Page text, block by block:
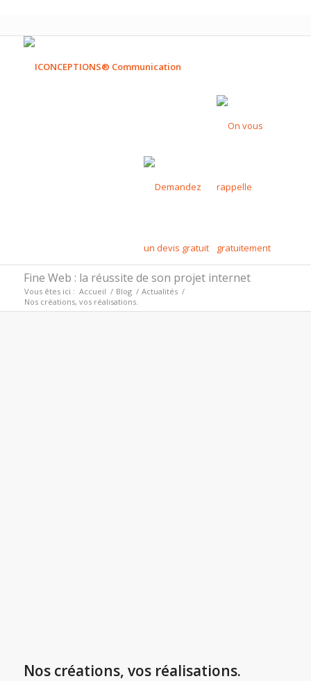
Fine Web : la réussite de son projet internet
Vous êtes ici : Accueil / Blog / Actualités /
Nos créations, vos réalisations.
Nos créations, vos réalisations.